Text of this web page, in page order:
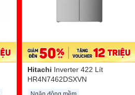
Hitachi Inverter 422 Lít
HR4N7462DSXVN